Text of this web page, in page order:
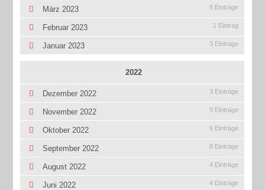
März 2023 6 Einträge
Februar 2023 1 Eintrag
Januar 2023 3 Einträge
2022
Dezember 2022 3 Einträge
November 2022 9 Einträge
Oktober 2022 6 Einträge
September 2022 8 Einträge
August 2022 4 Einträge
Juni 2022 4 Einträge